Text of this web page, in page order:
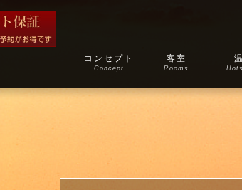
コンセプト
Concept
客室
Rooms